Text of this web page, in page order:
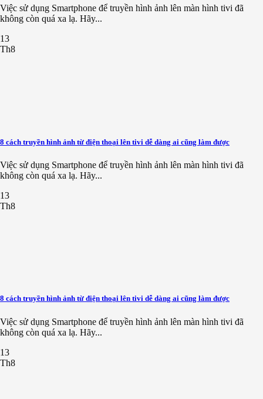
Việc sử dụng Smartphone để truyền hình ảnh lên màn hình tivi đã
không còn quá xa lạ. Hãy...
13
Th8
8 cách truyền hình ảnh từ điện thoại lên tivi dễ dàng ai cũng làm được
Việc sử dụng Smartphone để truyền hình ảnh lên màn hình tivi đã
không còn quá xa lạ. Hãy...
13
Th8
8 cách truyền hình ảnh từ điện thoại lên tivi dễ dàng ai cũng làm được
Việc sử dụng Smartphone để truyền hình ảnh lên màn hình tivi đã
không còn quá xa lạ. Hãy...
13
Th8